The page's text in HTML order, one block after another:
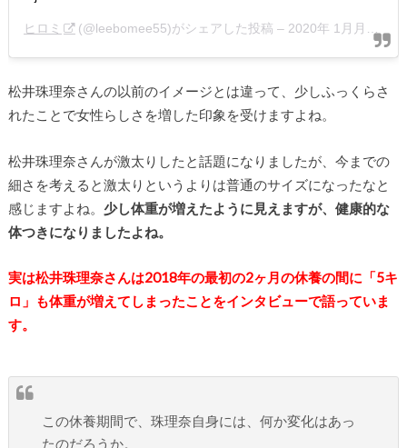
ヒロミ (@leebomee55)がシェアした投稿 – 2020年 1月月8日午後2時51分PST
松井珠理奈さんの以前のイメージとは違って、少しふっくらさ
れたことで女性らしさを増した印象を受けますよね。
松井珠理奈さんが激太りしたと話題になりましたが、今までの
細さを考えると激太りというよりは普通のサイズになったなと
感じますよね。 少し体重が増えたように見えますが、健康的な
体つきになりましたよね。
実は松井珠理奈さんは2018年の最初の2ヶ月の休養の間に「5キ
ロ」も体重が増えてしまったことをインタビューで語っていま
す。
この休養期間で、珠理奈自身には、何か変化はあっ
たのだろうか。